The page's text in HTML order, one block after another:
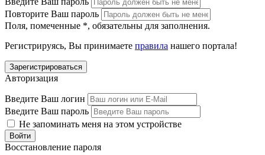
Повторите Ваш пароль
Поля, помеченные *, обязательны для заполнения.
Регистрируясь, Вы принимаете правила нашего портала!
Авторизация
Введите Ваш логин
Введите Ваш пароль
Не запоминать меня на этом устройстве
Восстановление пароля